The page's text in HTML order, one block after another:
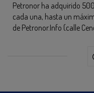
Petronor ha adquirido
cada una, hasta un
de Petronor.Info (calle